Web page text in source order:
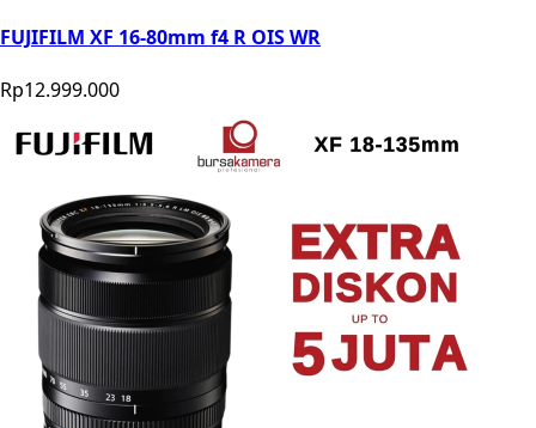
FUJIFILM XF 16-80mm f4 R OIS WR
Rp12.999.000